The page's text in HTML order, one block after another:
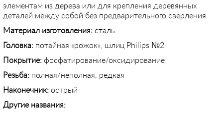
элементам из дерева или для крепления деревянных
деталей между собой без предварительного сверления.
Материал изготовления: сталь
Головка: потайная «рожок», шлиц Philips №2
Покрытие: фосфатирование/оксидирование
Резьба: полная/неполная, редкая
Наконечник: острый
Другие названия: